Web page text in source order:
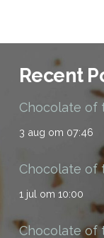
Recent
Chocolate of
3 aug om 07:46
Chocolate of
1 jul om 10:00
Chocolate of